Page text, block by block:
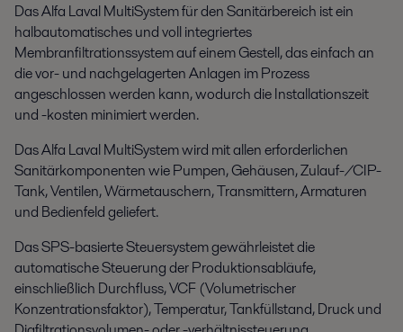
Das Alfa Laval MultiSystem für den Sanitärbereich ist ein
halbautomatisches und voll integriertes
Membranfiltrationssystem auf einem Gestell, das einfach an
die vor- und nachgelagerten Anlagen im Prozess
angeschlossen werden kann, wodurch die Installationszeit
und -kosten minimiert werden.
Das Alfa Laval MultiSystem wird mit allen erforderlichen
Sanitärkomponenten wie Pumpen, Gehäusen, Zulauf-/CIP-
Tank, Ventilen, Wärmetauschern, Transmittern, Armaturen
und Bedienfeld geliefert.
Das SPS-basierte Steuersystem gewährleistet die
automatische Steuerung der Produktionsabläufe,
einschließlich Durchfluss, VCF (Volumetrischer
Konzentrationsfaktor), Temperatur, Tankfüllstand, Druck und